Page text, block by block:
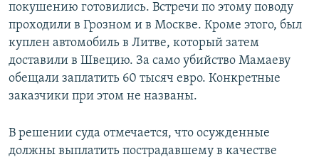
покушению готовились. Встречи по этому поводу
проходили в Грозном и в Москве. Кроме этого, был
куплен автомобиль в Литве, который затем
доставили в Швецию. За само убийство Мамаеву
обещали заплатить 60 тысяч евро. Конкретные
заказчики при этом не названы.
В решении суда отмечается, что осужденные
должны выплатить пострадавшему в качестве